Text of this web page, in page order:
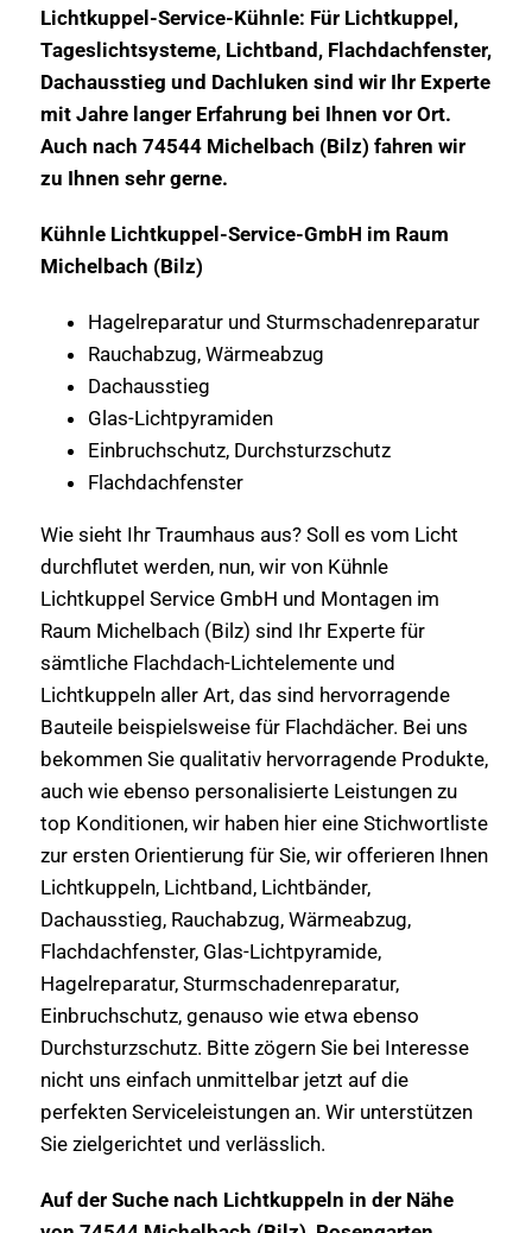
Lichtkuppel-Service-Kühnle: Für Lichtkuppel,
Tageslichtsysteme, Lichtband, Flachdachfenster,
Dachausstieg und Dachluken sind wir Ihr Experte
mit Jahre langer Erfahrung bei Ihnen vor Ort.
Auch nach 74544 Michelbach (Bilz) fahren wir
zu Ihnen sehr gerne.
Kühnle Lichtkuppel-Service-GmbH im Raum
Michelbach (Bilz)
Hagelreparatur und Sturmschadenreparatur
Rauchabzug, Wärmeabzug
Dachausstieg
Glas-Lichtpyramiden
Einbruchschutz, Durchsturzschutz
Flachdachfenster
Wie sieht Ihr Traumhaus aus? Soll es vom Licht
durchflutet werden, nun, wir von Kühnle
Lichtkuppel Service GmbH und Montagen im
Raum Michelbach (Bilz) sind Ihr Experte für
sämtliche Flachdach-Lichtelemente und
Lichtkuppeln aller Art, das sind hervorragende
Bauteile beispielsweise für Flachdächer. Bei uns
bekommen Sie qualitativ hervorragende Produkte,
auch wie ebenso personalisierte Leistungen zu
top Konditionen, wir haben hier eine Stichwortliste
zur ersten Orientierung für Sie, wir offerieren Ihnen
Lichtkuppeln, Lichtband, Lichtbänder,
Dachausstieg, Rauchabzug, Wärmeabzug,
Flachdachfenster, Glas-Lichtpyramide,
Hagelreparatur, Sturmschadenreparatur,
Einbruchschutz, genauso wie etwa ebenso
Durchsturzschutz. Bitte zögern Sie bei Interesse
nicht uns einfach unmittelbar jetzt auf die
perfekten Serviceleistungen an. Wir unterstützen
Sie zielgerichtet und verlässlich.
Auf der Suche nach Lichtkuppeln in der Nähe